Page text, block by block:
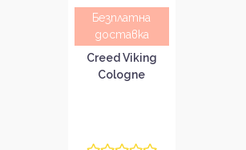
Безплатна
доставка
Creed Viking
Cologne